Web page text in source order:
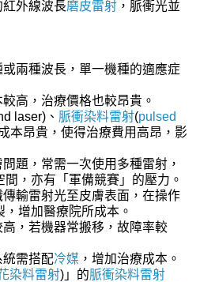
外線波長磨皮雷射 ，脈衝光並
兩種波長，單一機種的適應症
高，治療價格也較昂貴。
laser)、 脈衝染料雷射(pulsed
本昂貴，使得治療費用高昂，影
題，常需一次使用多種雷射，
，亦有「軍備競賽」的壓力。
輸雷射光至皮膚表面，在操作
增加醫療院所成本。
，若機器常搬移，故障率較
需搭配冷媒 ，增加治療成本。
染料雷射)」的脈衝染料雷射